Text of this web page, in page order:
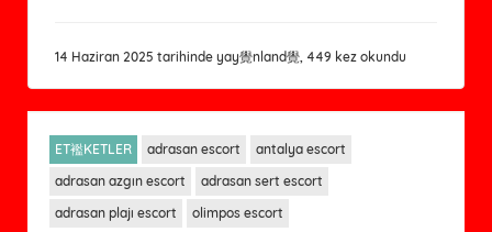
14 Haziran 2025 tarihinde yay覺nland覺, 449 kez okundu
ET襤KETLER adrasan escort
antalya escort
adrasan azgın escort
adrasan sert escort
adrasan plajı escort
olimpos escort